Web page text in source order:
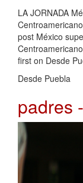
LA JORNADA
post México
first on Desde
Desde Puebla
padres